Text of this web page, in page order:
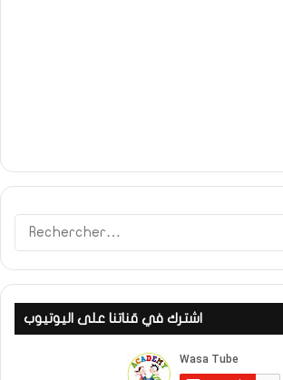
اشترك في قناتنا على اليوتيوب